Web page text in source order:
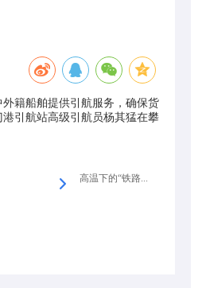
籍船舶提供引航服务，确保货
引航站高级引航员杨其猛在攀
高温下的“铁路...